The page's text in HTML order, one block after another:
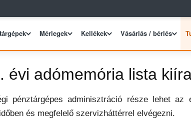
Mérlegek Kellékek Vásárlás / bérlés
évi adómemória lista
pénztárgépes adminisztráció része lehet az
és megfelelő szervizháttérrel elvégezni.